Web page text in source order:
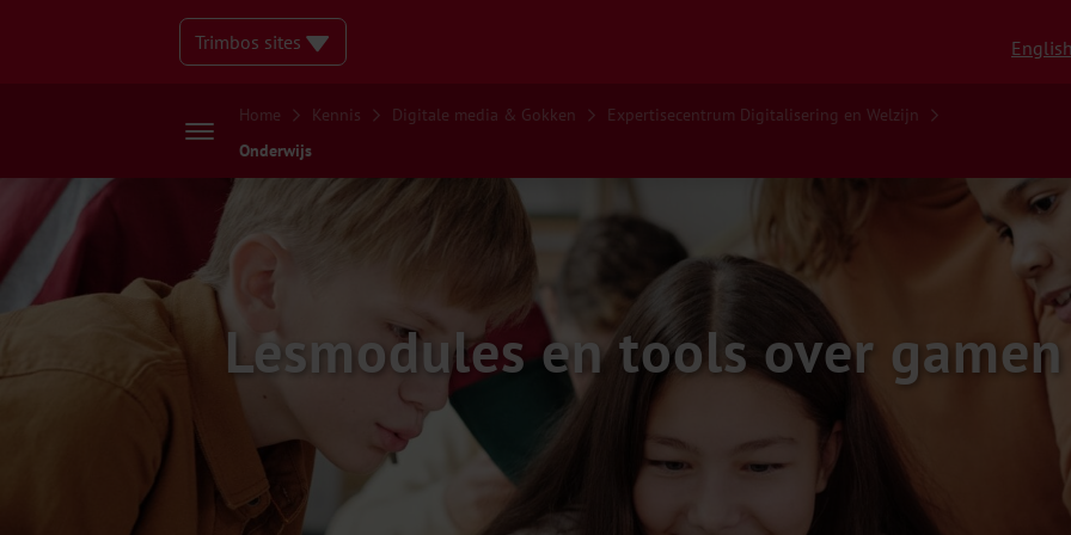
Trimbos sites
Home Kennis Digitale media & Gokken
Expertisecentrum Digitalisering en Welzijn
Onderwijs
Lesmodules en tools over gamen